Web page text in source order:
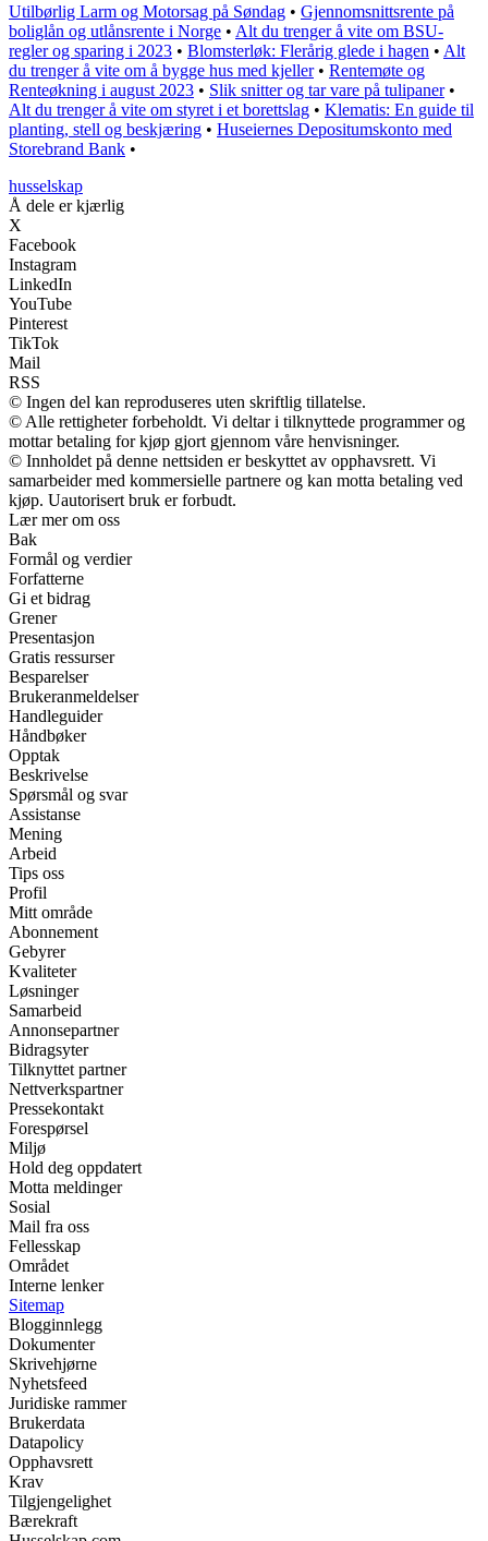
Utilbørlig Larm og Motorsag på Søndag • Gjennomsnittsrente på
boliglån og utlånsrente i Norge • Alt du trenger å vite om BSU-
regler og sparing i 2023 • Blomsterløk: Flerårig glede i hagen • Alt
du trenger å vite om å bygge hus med kjeller• Rentemøte og
Renteøkning i august 2023 • Slik snitter og tar vare på tulipaner•
Alt du trenger å vite om styret i et borettslag • Klematis: En guide til
planting, stell og beskjæring • Huseiernes Depositumskonto med
Storebrand Bank •
husselskap
Å dele er kjærlig
X
Facebook
Instagram
LinkedIn
YouTube
Pinterest
TikTok
Mail
RSS
© Ingen del kan reproduseres uten skriftlig tillatelse.
© Alle rettigheter forbeholdt. Vi deltar i tilknyttede programmer og
mottar betaling for kjøp gjort gjennom våre henvisninger.
© Innholdet på denne nettsiden er beskyttet av opphavsrett. Vi
samarbeider med kommersielle partnere og kan motta betaling ved
kjøp. Uautorisert bruk er forbudt.
Lær mer om oss
Bak
Formål og verdier
Forfatterne
Gi et bidrag
Grener
Presentasjon
Gratis ressurser
Besparelser
Brukeranmeldelser
Handleguider
Håndbøker
Opptak
Beskrivelse
Spørsmål og svar
Assistanse
Mening
Arbeid
Tips oss
Profil
Mitt område
Abonnement
Gebyrer
Kvaliteter
Løsninger
Samarbeid
Annonsepartner
Bidragsyter
Tilknyttet partner
Nettverkspartner
Pressekontakt
Forespørsel
Miljø
Hold deg oppdatert
Motta meldinger
Sosial
Mail fra oss
Fellesskap
Området
Interne lenker
Sitemap
Blogginnlegg
Dokumenter
Skrivehjørne
Nyhetsfeed
Juridiske rammer
Brukerdata
Datapolicy
Opphavsrett
Krav
Tilgjengelighet
Bærekraft